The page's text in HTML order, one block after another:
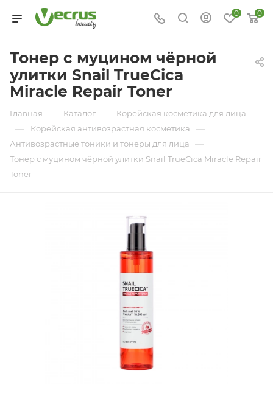
0 0
Тонер с муцином чёрной
улитки Snail TrueCica
Miracle Repair Toner
Главная — Каталог — Корейская косметика для лица
— Корейская антивозрастная косметика —
Антивозрастные тоники и тонеры для лица —
Тонер с муцином чёрной улитки Snail TrueCica Miracle Repair
Toner